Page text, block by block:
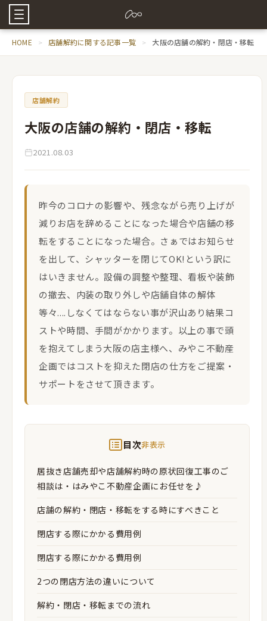
HOME 店舗解約に関する記事一覧 大阪の店舗の解約・閉店・移転
店舗解約
大阪の店舗の解約・閉店・移転
2021.08.03
昨今のコロナの影響や、残念ながら売り上げが
減りお店を辞めることになった場合や店舗の移
転をすることになった場合。さぁではお知らせ
を出して、シャッターを閉じてOK!という訳に
はいきません。設備の調整や整理、看板や装飾
の撤去、内装の取り外しや店舗自体の解体
等々....しなくてはならない事が沢山あり結果コ
ストや時間、手間がかかります。以上の事で頭
を抱えてしまう大阪の店主様へ、みやこ不動産
企画ではコストを抑えた閉店の仕方をご提案・
サポートをさせて頂きます。
目次非表示
居抜き店舗売却や店舗解約時の原状回復工事のご
相談は・はみやこ不動産企画にお任せを♪
店舗の解約・閉店・移転をする時にすべきこと
閉店する際にかかる費用例
閉店する際にかかる費用例
2つの閉店方法の違いについて
解約・閉店・移転までの流れ